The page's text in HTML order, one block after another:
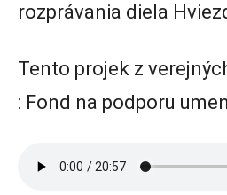
rozprávania diela
Tento projek z
: Fond na podporu